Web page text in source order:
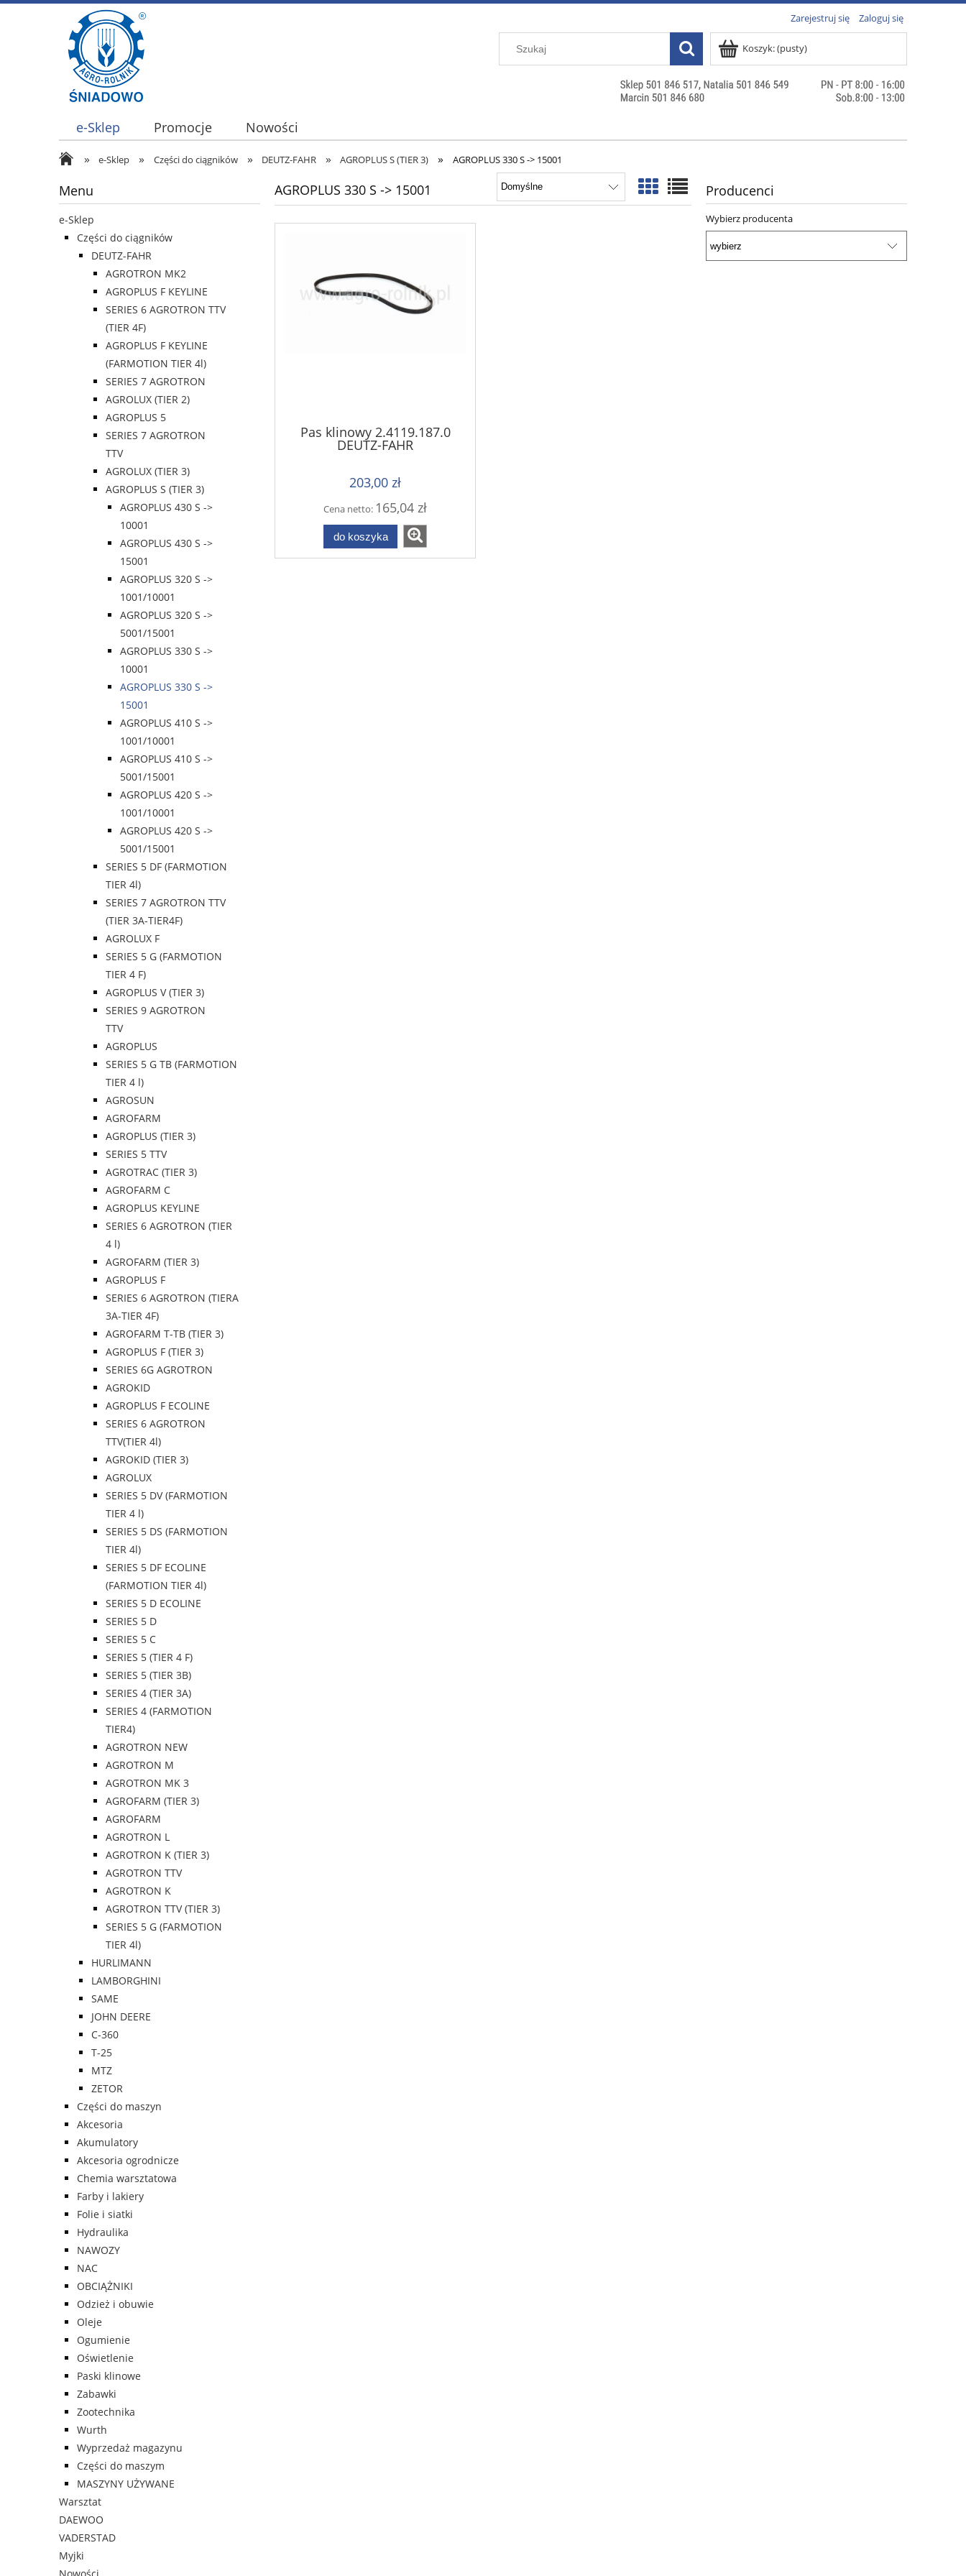
Zarejestruj się Zaloguj się
Koszyk:(pusty)
e-Sklep Promocje Nowości
» e-Sklep » Części do ciągników » DEUTZ-FAHR » AGROPLUS S (TIER 3) » AGROPLUS 330 S -> 15001
Menu
e-Sklep
Części do ciągników
DEUTZ-FAHR
AGROTRON MK2
AGROPLUS F KEYLINE
SERIES 6 AGROTRON TTV
(TIER 4F)
AGROPLUS F KEYLINE
(FARMOTION TIER 4l)
SERIES 7 AGROTRON
AGROLUX (TIER 2)
AGROPLUS 5
SERIES 7 AGROTRON
TTV
AGROLUX (TIER 3)
AGROPLUS S (TIER 3)
AGROPLUS 430 S ->
10001
AGROPLUS 430 S ->
15001
AGROPLUS 320 S ->
1001/10001
AGROPLUS 320 S ->
5001/15001
AGROPLUS 330 S ->
10001
AGROPLUS 330 S ->
15001
AGROPLUS 410 S ->
1001/10001
AGROPLUS 410 S ->
5001/15001
AGROPLUS 420 S ->
1001/10001
AGROPLUS 420 S ->
5001/15001
SERIES 5 DF (FARMOTION
TIER 4l)
SERIES 7 AGROTRON TTV
(TIER 3A-TIER4F)
AGROLUX F
SERIES 5 G (FARMOTION
TIER 4 F)
AGROPLUS V (TIER 3)
SERIES 9 AGROTRON
TTV
AGROPLUS
SERIES 5 G TB (FARMOTION
TIER 4 l)
AGROSUN
AGROFARM
AGROPLUS (TIER 3)
SERIES 5 TTV
AGROTRAC (TIER 3)
AGROFARM C
AGROPLUS KEYLINE
SERIES 6 AGROTRON (TIER
4 l)
AGROFARM (TIER 3)
AGROPLUS F
SERIES 6 AGROTRON (TIERA
3A-TIER 4F)
AGROFARM T-TB (TIER 3)
AGROPLUS F (TIER 3)
SERIES 6G AGROTRON
AGROKID
AGROPLUS F ECOLINE
SERIES 6 AGROTRON
TTV(TIER 4l)
AGROKID (TIER 3)
AGROLUX
SERIES 5 DV (FARMOTION
TIER 4 l)
SERIES 5 DS (FARMOTION
TIER 4l)
SERIES 5 DF ECOLINE
(FARMOTION TIER 4l)
SERIES 5 D ECOLINE
SERIES 5 D
SERIES 5 C
SERIES 5 (TIER 4 F)
SERIES 5 (TIER 3B)
SERIES 4 (TIER 3A)
SERIES 4 (FARMOTION
TIER4)
AGROTRON NEW
AGROTRON M
AGROTRON MK 3
AGROFARM (TIER 3)
AGROFARM
AGROTRON L
AGROTRON K (TIER 3)
AGROTRON TTV
AGROTRON K
AGROTRON TTV (TIER 3)
SERIES 5 G (FARMOTION
TIER 4l)
HURLIMANN
LAMBORGHINI
SAME
JOHN DEERE
C-360
T-25
MTZ
ZETOR
Części do maszyn
Akcesoria
Akumulatory
Akcesoria ogrodnicze
Chemia warsztatowa
Farby i lakiery
Folie i siatki
Hydraulika
NAWOZY
NAC
OBCIĄŻNIKI
Odzież i obuwie
Oleje
Ogumienie
Oświetlenie
Paski klinowe
Zabawki
Zootechnika
Wurth
Wyprzedaż magazynu
Części do maszym
MASZYNY UŻYWANE
Warsztat
DAEWOO
VADERSTAD
Myjki
AGROPLUS 330 S -> 15001
Pas klinowy 2.4119.187.0
DEUTZ-FAHR
203,00 zł
Cena netto: 165,04 zł
do koszyka
Producenci
Wybierz producenta